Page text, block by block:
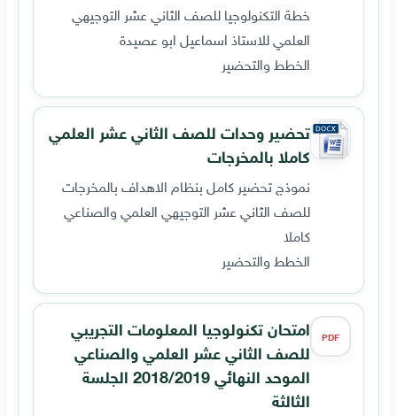
خطة التكنولوجيا للصف الثاني عشر التوجيهي
العلمي للاستاذ اسماعيل ابو عصيدة
الخطط والتحضير
تحضير وحدات للصف الثاني عشر العلمي
كاملا بالمخرجات
نموذج تحضير كامل بنظام الاهداف بالمخرجات
للصف الثاني عشر التوجيهي العلمي والصناعي
كاملا
الخطط والتحضير
PDF
امتحان تكنولوجيا المعلومات التجريبي
للصف الثاني عشر العلمي والصناعي
الموحد النهائي 2018/2019 الجلسة
الثالثة